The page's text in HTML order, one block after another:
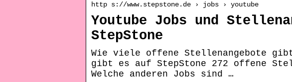
http s://www.stepstone.de › jobs › youtube
Youtube Jobs und
StepStone
Wie viele offene Stellenangebote
gibt es auf StepStone 272 offene
Welche anderen Jobs sind …